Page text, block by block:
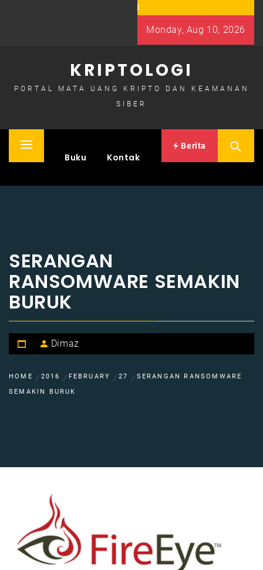
Monday, Aug 10, 2026
KRIPTOLOGI
PORTAL MATA UANG KRIPTO DAN KEAMANAN
SIBER
Primary
Buku Kontak
Berita
SERANGAN
RANSOMWARE SEMAKIN
BURUK
Dimaz
HOME 2016 FEBRUARY 27
SERANGAN RANSOMWARE
SEMAKIN BURUK